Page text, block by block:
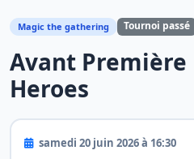
Magic the gathering Tournoi passé
Avant Première
Heroes
samedi 20 juin 2026 à 16:30